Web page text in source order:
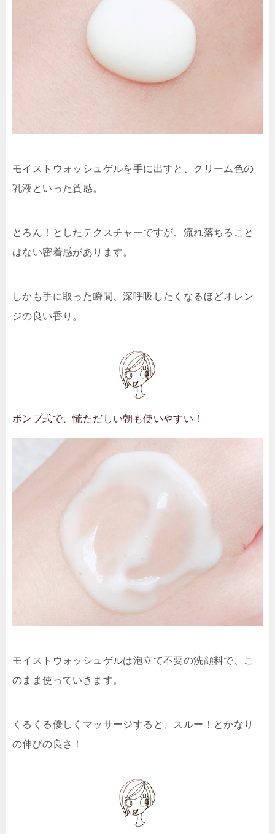
モイストウォッシュゲルを手に出すと、クリーム色の
乳液といった質感。
とろん！としたテクスチャーですが、流れ落ちること
はない密着感があります。
しかも手に取った瞬間、深呼吸したくなるほどオレン
ジの良い香り。
ポンプ式で、慌ただしい朝も使いやすい！
モイストウォッシュゲルは泡立て不要の洗顔料で、こ
のまま使っていきます。
くるくる優しくマッサージすると、スルー！とかなり
の伸びの良さ！